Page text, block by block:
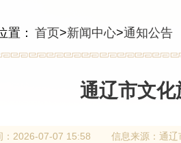
置： 首页>新闻中心>通知公告
通辽市文
2026-07-07 15:58 信息来源： 通辽